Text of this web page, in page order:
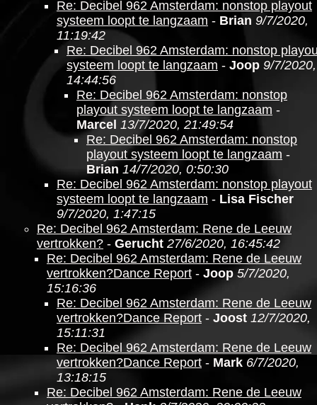
Re: Decibel 962 Amsterdam: nonstop playout
systeem loopt te langzaam - Brian 9/7/2020,
11:19:42
Re: Decibel 962 Amsterdam: nonstop
systeem loopt te langzaam - Joop 9/7/2020,
14:44:56
Re: Decibel 962 Amsterdam: nonstop
playout systeem loopt te langzaam -
Marcel 13/7/2020, 21:49:54
Re: Decibel 962 Amsterdam: nonstop
playout systeem loopt te langzaam -
Brian 14/7/2020, 0:50:30
Re: Decibel 962 Amsterdam: nonstop playout
systeem loopt te langzaam - Lisa Fischer
9/7/2020, 1:47:15
Re: Decibel 962 Amsterdam: Rene de Leeuw
vertrokken? - Gerucht 27/6/2020, 16:45:42
Re: Decibel 962 Amsterdam: Rene de Leeuw
vertrokken?Dance Report - Joop 5/7/2020,
15:16:36
Re: Decibel 962 Amsterdam: Rene de Leeuw
vertrokken?Dance Report - Joost 12/7/2020,
15:11:31
Re: Decibel 962 Amsterdam: Rene de Leeuw
vertrokken?Dance Report - Mark 6/7/2020,
13:18:15
Re: Decibel 962 Amsterdam: Rene de Leeuw